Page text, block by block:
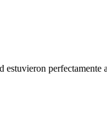
perfectamente